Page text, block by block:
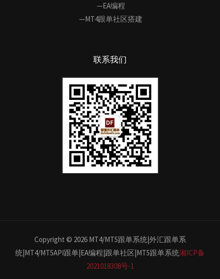
—EA编程
—MT4跟单社区搭建
联系我们
Copyright © 2026 MT4/MT5跟单系统|外汇跟单系
统|MT4/MT5API跟单|EA编程|跟单社区|MT5跟单系统湘ICP备
2021018308号-1